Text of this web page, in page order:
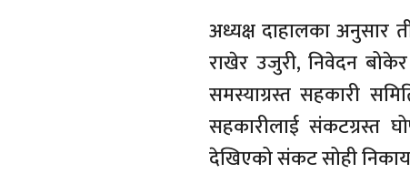
अध्यक्ष दाहालका अनुसार
राखेर उजुरी, निवेदन
समस्याग्रस्त सहकारी
सहकारीलाई संकटग्रस्त
देखिएको संकट सोही